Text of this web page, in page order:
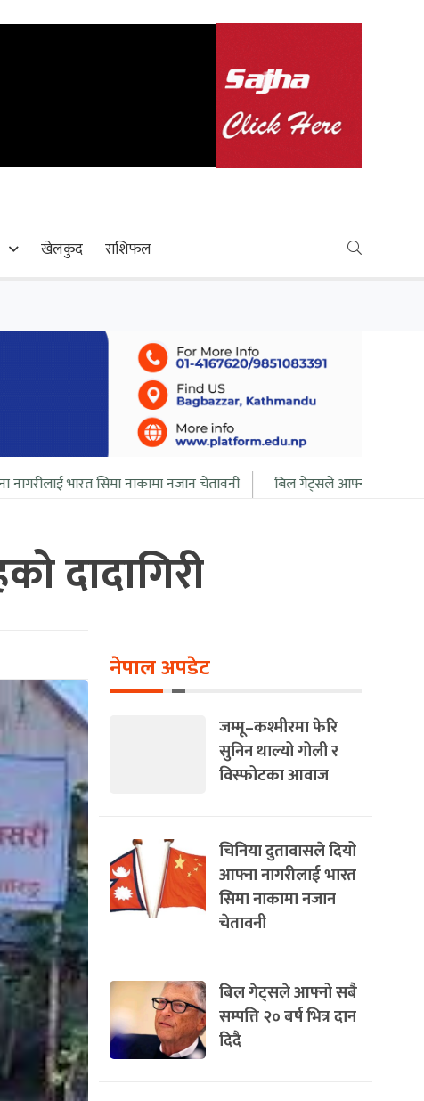
खेलकुद राशिफल
नाकामा नजान चेतावनी बिल गेट्सले आफ्नो सबै सम्पत्ति २० बर्ष भित्र दान
दादागिरी
नेपाल अपडेट
जम्मू–कश्मीरमा फेरि
सुनिन थाल्यो गोली र
विस्फोटका आवाज
चिनिया दुतावासले दियो
आफ्ना नागरीलाई भारत
सिमा नाकामा नजान
चेतावनी
बिल गेट्सले आफ्नो सबै
सम्पत्ति २० बर्ष भित्र दान
दिदै